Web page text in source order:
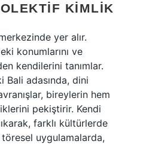
KIMLIK
yer alır.
konumlarını ve
kendilerini tanımlar.
Bali adasında, dini
bireylerin hem
pekiştirir. Kendi
farklı kültürlerde
uygulamalarda,